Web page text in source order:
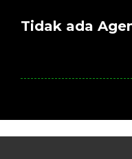
Tidak ada